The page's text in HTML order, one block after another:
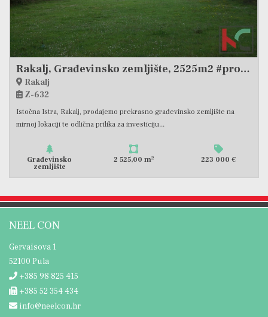
Rakalj, Građevinsko zemljište, 2525m2 #prodaja
Rakalj
Z-632
Istočna Istra, Rakalj, prodajemo prekrasno građevinsko zemljište na
mirnoj lokaciji te odlična prilika za investiciju...
Građevinsko
zemljište
2 525,00 m2 223 000 €
NEEL CON
Gervaisova 1
52100 Pula
+385 98 825 415
+385 52 354 434
info@neelcon.hr